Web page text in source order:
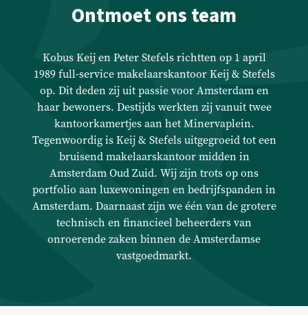
Beheer
Technisch beheer
Financieel beheer
Taxaties
Woningtaxaties
Taxaties Zakelijk Vastgoed
Ontmoet ons team
Kobus Keij en Peter Stefels richtten op 1 april
1989 full-service makelaarskantoor Keij & Stefels
op. Dit deden zij uit passie voor Amsterdam en
haar bewoners. Destijds werkten zij vanuit twee
kantoorkamertjes aan het Minervaplein.
Tegenwoordig is Keij & Stefels uitgegroeid tot een
bruisend makelaarskantoor midden in
Amsterdam Oud Zuid. Wij zijn trots op ons
portfolio aan luxewoningen en bedrijfspanden in
Amsterdam. Daarnaast zijn we één van de grotere
technisch en financieel beheerders van
onroerende zaken binnen de Amsterdamse
vastgoedmarkt.